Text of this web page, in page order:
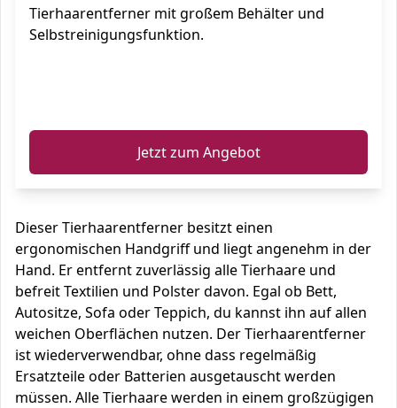
Fusselbürste Tierhaare - Lint Roller
Tierhaarentferner mit großem Behälter und
Selbstreinigungsfunktion.
Jetzt zum Angebot
Dieser Tierhaarentferner besitzt einen
ergonomischen Handgriff und liegt angenehm in der
Hand. Er entfernt zuverlässig alle Tierhaare und
befreit Textilien und Polster davon. Egal ob Bett,
Autositze, Sofa oder Teppich, du kannst ihn auf allen
weichen Oberflächen nutzen. Der Tierhaarentferner
ist wiederverwendbar, ohne dass regelmäßig
Ersatzteile oder Batterien ausgetauscht werden
müssen. Alle Tierhaare werden in einem großzügigen